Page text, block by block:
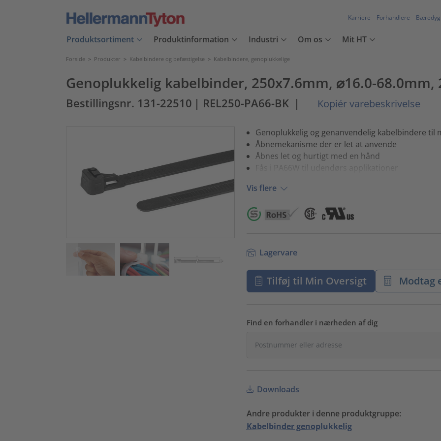
Karriere Forhandlere
Produktsortiment Produktinformation Industri Om os Mit HT
Forside > Produkter > Kabelbindere og befæstigelse > Kabelbindere, genoplukkelige
Genoplukkelig kabelbinder, 250x7.6mm, ⌀16.0-68.0mm,
Bestillingsnr. 131-22510 | REL250-PA66-BK | Kopiér varebeskrivelse
Genoplukkelig og genanvendelig kabelbindere til
Åbnemekanisme der er let at anvende
Åbnes let og hurtigt med en hånd
Fås i PA66W til udendørs applikationer
Vis flere
Lagervare
Tilføj til Min Oversigt Modtag
Find en forhandler i nærheden af dig
Downloads
Andre produkter i denne produktgruppe:
Kabelbinder genoplukkelig